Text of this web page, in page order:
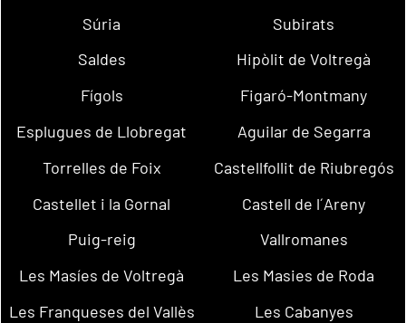
Súria
Subirats
Saldes
Hipòlit de Voltregà
Fígols
Figaró-Montmany
Esplugues de Llobregat
Aguilar de Segarra
Torrelles de Foix
Castellfollit de Riubregós
Castellet i la Gornal
Castell de l´Areny
Puig-reig
Vallromanes
Les Masíes de Voltregà
Les Masies de Roda
Les Franqueses del Vallès
Les Cabanyes